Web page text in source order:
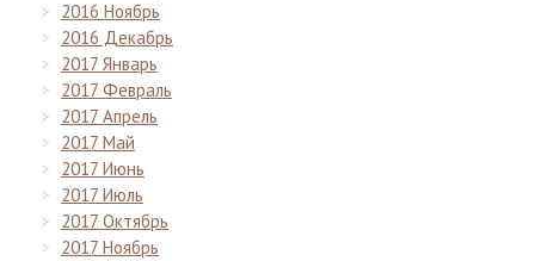
2016 Ноябрь
2016 Декабрь
2017 Январь
2017 Февраль
2017 Апрель
2017 Май
2017 Июнь
2017 Июль
2017 Октябрь
2017 Ноябрь